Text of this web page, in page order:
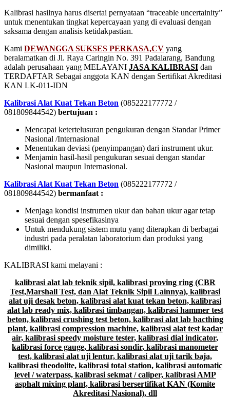
Kalibrasi hasilnya harus disertai pernyataan “traceable uncertainity”
untuk menentukan tingkat kepercayaan yang di evaluasi dengan
saksama dengan analisis ketidakpastian.
Kami DEWANGGA SUKSES PERKASA,CV yang
beralamatkan di Jl. Raya Caringin No. 391 Padalarang, Bandung
adalah perusahaan yang MELAYANI JASA KALIBRASI dan
TERDAFTAR Sebagai anggota KAN dengan Sertifikat Akreditasi
KAN LK-011-IDN
Kalibrasi Alat Kuat Tekan Beton (085222177772 /
081809844542) bertujuan :
Mencapai ketertelusuran pengukuran dengan Standar Primer
Nasional /Internasional
Menentukan deviasi (penyimpangan) dari instrument ukur.
Menjamin hasil-hasil pengukuran sesuai dengan standar
Nasional maupun Internasional.
Kalibrasi Alat Kuat Tekan Beton (085222177772 /
081809844542) bermanfaat :
Menjaga kondisi instrumen ukur dan bahan ukur agar tetap
sesuai dengan spesefikasinya
Untuk mendukung sistem mutu yang diterapkan di berbagai
industri pada peralatan laboratorium dan produksi yang
dimiliki.
KALIBRASI kami melayani :
kalibrasi alat lab teknik sipil, kalibrasi proving ring (CBR
Test,Marshall Test, dan Alat Teknik Sipil Lainnya), kalibrasi
alat uji desak beton, kalibrasi alat kuat tekan beton, kalibrasi
alat lab ready mix, kalibrasi timbangan, kalibrasi hammer test
beton, kalibrasi crushing test beton, kalibrasi alat lab bacthing
plant, kalibrasi compression machine, kalibrasi alat test kadar
air, kalibrasi speedy moisture tester, kalibrasi dial indicator,
kalibrasi force gauge, kalibrasi sondir, kalibrasi manometer
test, kalibrasi alat uji lentur, kalibrasi alat uji tarik baja,
kalibrasi theodolite, kalibrasi total station, kalibrasi automatic
level / waterpass, kalibrasi sekmat / caliper, kalibrasi AMP
asphalt mixing plant, kalibrasi bersertifikat KAN (Komite
Akreditasi Nasional), dll